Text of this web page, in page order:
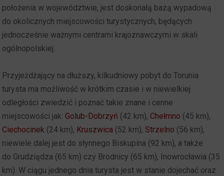
położenia w województwie, jest doskonałą bazą wypadową
do okolicznych miejscowości turystycznych, będących
jednocześnie ważnymi centrami krajoznawczymi w skali
ogólnopolskiej.
Przyjeżdżający na dłuższy, kilkudniowy pobyt do Torunia
turysta ma możliwość w krótkim czasie i w niewielkiej
odległości zwiedzić i poznać takie znane i cenne
miejscowości jak: Golub-Dobrzyń (42 km), Chełmno (45 km),
Ciechocinek (24 km), Kruszwica (52 km), Strzelno (56 km),
niewiele dalej jest do słynnego Biskupina (92 km), a także
do Grudziądza (65 km) czy Brodnicy (65 km), Inowrocławia (35
km). W ciągu jednego dnia turysta jest w stanie dojechać oraz